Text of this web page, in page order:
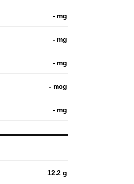
- mg
- mg
- mg
- mcg
- mg
12.2 g